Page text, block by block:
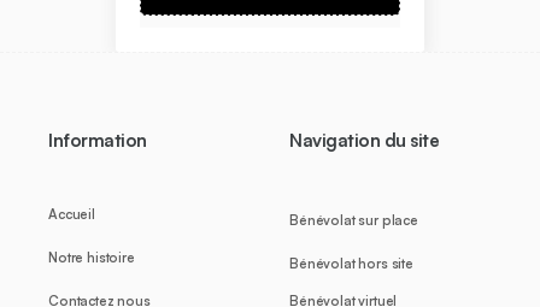
Navigation du site
Information
Accueil Bénévolat sur place
Notre histoire
Contactez nous
Bénévolat hors site
Bénévolat virtuel